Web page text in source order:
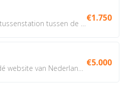
€1.750
€5.000